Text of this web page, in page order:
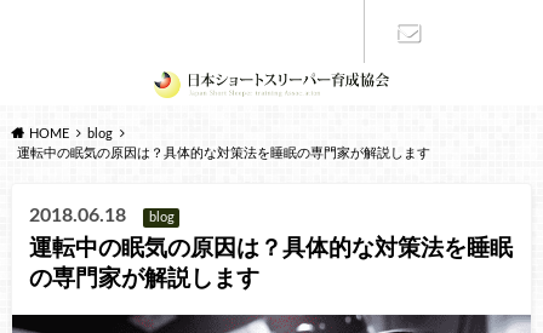
お問い合わ
せ
HOME
blog
運転中の眠気の原因は？具体的な対策法を睡眠の専門家が解説します
2018.06.18 blog
運転中の眠気の原因は？具体的な対策法を睡眠
の専門家が解説します